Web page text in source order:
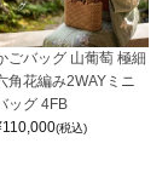
ごバッグ 山葡萄 極細
角花編み2WAYミニ
ッグ 4FB
110,000(税込)